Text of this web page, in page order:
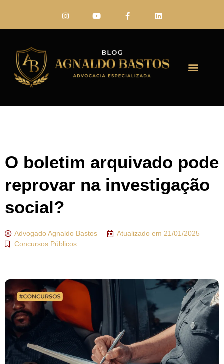
O boletim arquivado pode
reprovar na investigação
social?
AdvogadoAgnaldo Bastos Atualizado em 21/01/2025
Concursos Públicos